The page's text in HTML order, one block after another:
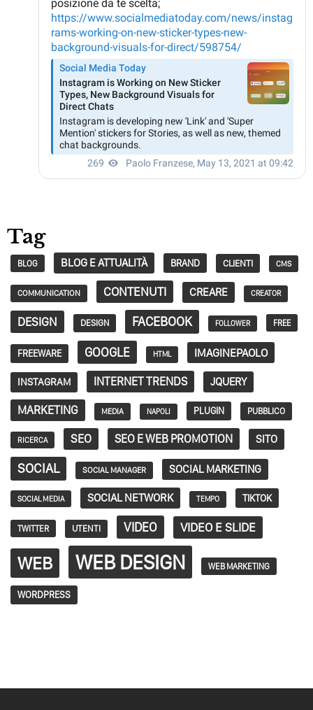
Tag
BLOG BLOG E ATTUALITÀ BRAND CLIENTI CMS
COMMUNICATION CONTENUTI CREARE CREATOR
DESIGN DESIGN FACEBOOK FOLLOWER FREE
FREEWARE GOOGLE HTML IMAGINEPAOLO
INSTAGRAM INTERNET TRENDS JQUERY
MARKETING MEDIA NAPOLI PLUGIN PUBBLICO
RICERCA SEO SEO E WEB PROMOTION SITO
SOCIAL SOCIAL MANAGER SOCIAL MARKETING
SOCIAL MEDIA SOCIAL NETWORK TEMPO TIKTOK
TWITTER UTENTI VIDEO VIDEO E SLIDE
WEB WEB DESIGN WEB MARKETING
WORDPRESS